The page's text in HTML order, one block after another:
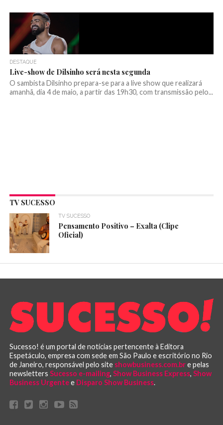
DESTAQUE
Live-show de Dilsinho será nesta segunda
O sambista Dilsinho prepara-se para a live show que realizará
amanhã, dia 4 de maio, a partir das 19h30, com transmissão pelo...
TV SUCESSO
TV SUCESSO
Pensamento Positivo – Exalta (Clipe
Oficial)
Sucesso! é um portal de notícias pertencente à Editora
Espetáculo, empresa com sede em São Paulo e escritório no Rio
de Janeiro, responsável pelo site showbusiness.com.bre pelas
newsletters Sucesso e-mailing, Show Business Express, Show
Business Urgentee Disparo Show Business.